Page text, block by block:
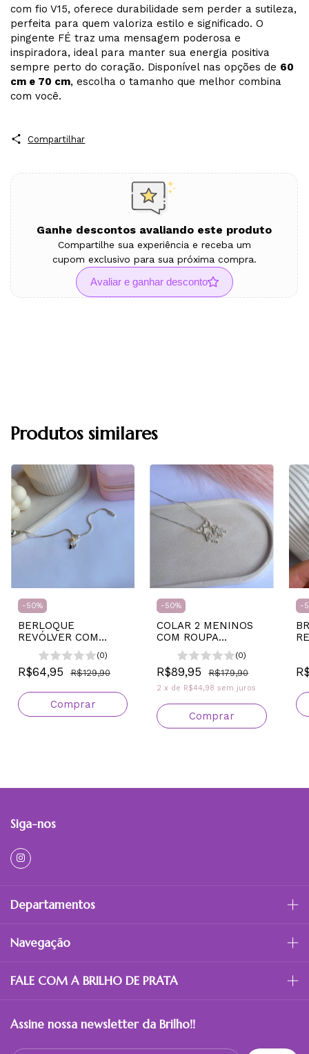
com fio V15, oferece durabilidade sem perder a sutileza,
perfeita para quem valoriza estilo e significado. O
pingente FÉ traz uma mensagem poderosa e
inspiradora, ideal para manter sua energia positiva
sempre perto do coração. Disponível nas opções de 60
cm e 70 cm, escolha o tamanho que melhor combina
com você.
Compartilhar
Ganhe descontos avaliando este produto
Compartilhe sua experiência e receba um
cupom exclusivo para sua próxima compra.
Avaliar e ganhar desconto
Produtos similares
-50%
BERLOQUE
REVÓLVER COM
FLOR
(0)
R$64,95 R$129,90
-50%
COLAR 2 MENINOS
COM ROUPA
CRAVEJADA
(0)
R$89,95 R$179,90
2 x de R$44,98 sem juros
-
Siga-nos
Departamentos
Navegação
FALE COM A BRILHO DE PRATA
Assine nossa newsletter da Brilho!!